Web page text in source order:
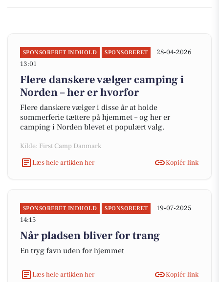
SPONSORERET INDHOLD SPONSORERET
28-04-2026
13:01
Flere danskere vælger camping i
Norden – her er hvorfor
Flere danskere vælger i disse år at holde
sommerferie tættere på hjemmet – og her er
camping i Norden blevet et populært valg.
Kilde: First Camp Danmark
Læs hele artiklen her
Kopiér link
SPONSORERET INDHOLD SPONSORERET
19-07-2025
14:15
Når pladsen bliver for trang
En tryg favn uden for hjemmet
Læs hele artiklen her Kopiér link